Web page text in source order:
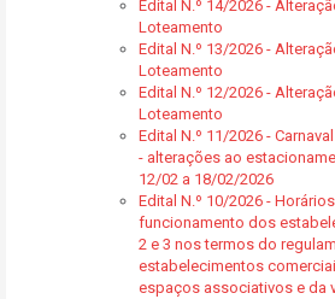
Edital N.º 14/2026 -
Loteamento
Edital N.º 13/2026 -
Loteamento
Edital N.º 12/2026 -
Loteamento
Edital N.º 11/2026 -
- alterações ao
12/02 a 18/02/2026
Edital N.º 10/2026 -
funcionamento dos
2 e 3 nos termos do
estabelecimentos
espaços associativos e da